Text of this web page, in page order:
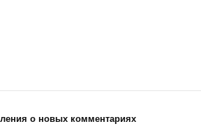
о новых комментариях